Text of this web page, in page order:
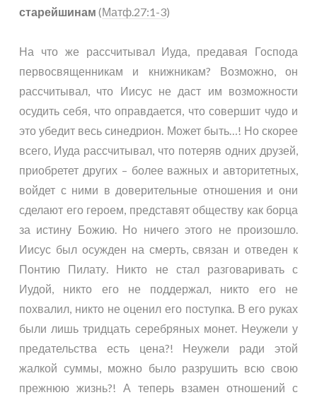
старейшинам (Матф.27:1-3)
На что же рассчитывал Иуда, предавая Господа
первосвященникам и книжникам? Возможно, он
рассчитывал, что Иисус не даст им возможности
осудить себя, что оправдается, что совершит чудо и
это убедит весь синедрион. Может быть…! Но скорее
всего, Иуда рассчитывал, что потеряв одних друзей,
приобретет других – более важных и авторитетных,
войдет с ними в доверительные отношения и они
сделают его героем, представят обществу как борца
за истину Божию. Но ничего этого не произошло.
Иисус был осужден на смерть, связан и отведен к
Понтию Пилату. Никто не стал разговаривать с
Иудой, никто его не поддержал, никто его не
похвалил, никто не оценил его поступка. В его руках
были лишь тридцать серебряных монет. Неужели у
предательства есть цена?! Неужели ради этой
жалкой суммы, можно было разрушить всю свою
прежнюю жизнь?! А теперь взамен отношений с